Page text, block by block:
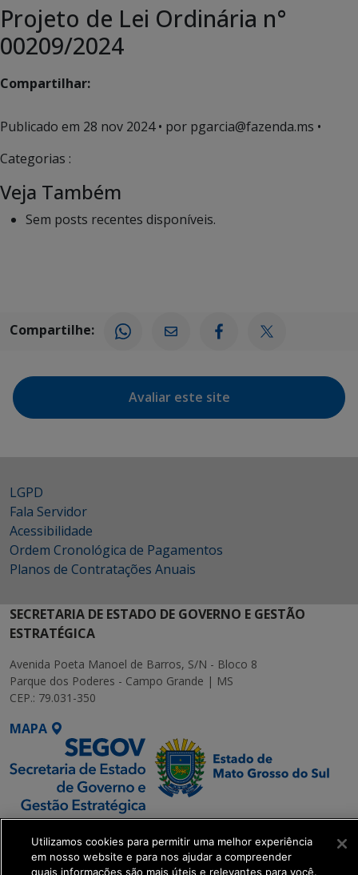
Projeto de Lei Ordinária n°
00209/2024
Compartilhar:
Publicado em 28 nov 2024• por pgarcia@fazenda.ms •
Categorias :
Veja Também
Sem posts recentes disponíveis.
Compartilhe:
Avaliar este site
LGPD
Fala Servidor
Acessibilidade
Ordem Cronológica de Pagamentos
Planos de Contratações Anuais
SECRETARIA DE ESTADO DE GOVERNO E GESTÃO
ESTRATÉGICA
Avenida Poeta Manoel de Barros, S/N - Bloco 8
Parque dos Poderes - Campo Grande | MS
CEP.: 79.031-350
MAPA
SETDIG | Secretaria-
Executiva de
Utilizamos cookies para permitir uma melhor experiência
em nosso website e para nos ajudar a compreender
quais informações são mais úteis e relevantes para você.